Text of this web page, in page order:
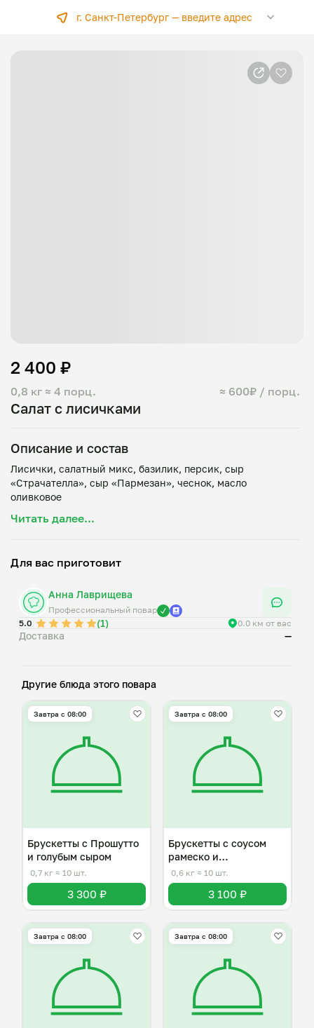
г. Санкт-Петербург —введите адрес
Салат с лисичками
0,8 кг ≈ 4 порц. ≈ 600₽ / порц.
2 400 ₽
Описание и состав
Лисички, салатный микс, базилик, персик, сыр
«Страчателла», сыр «Пармезан», чеснок, масло
Читать далее...
Для вас приготовит
Анна Лаврищева
Профессиональный повар
5.0
(1) 0.0 км от вас
Доставка —
Другие блюда этого повара
Завтра c 08:00
Брускетты с Прошутто
и голубым сыром
0,7 кг ≈ 10 шт.
3 300 ₽
Завтра c 08:00
Брускетты с соусом
рамеско и
маринованной килькой
0,6 кг ≈ 10 шт.
3 100 ₽
Завтра c 08:00 Завтра c 08:00